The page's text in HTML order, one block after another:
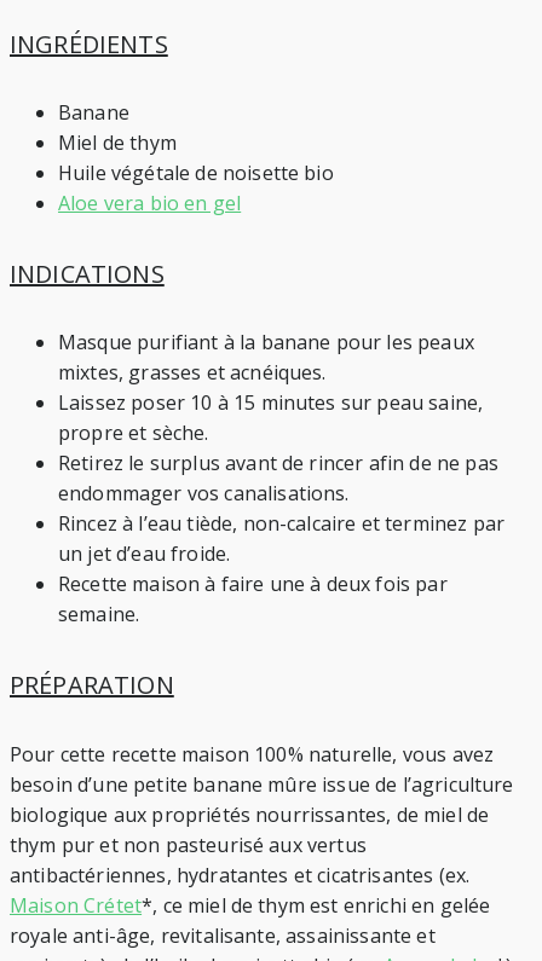
INGRÉDIENTS
Banane
Miel de thym
Huile végétale de noisette bio
Aloe vera bio en gel
INDICATIONS
Masque purifiant à la banane pour les peaux
mixtes, grasses et acnéiques.
Laissez poser 10 à 15 minutes sur peau saine,
propre et sèche.
Retirez le surplus avant de rincer afin de ne pas
endommager vos canalisations.
Rincez à l’eau tiède, non-calcaire et terminez par
un jet d’eau froide.
Recette maison à faire une à deux fois par
semaine.
PRÉPARATION
Pour cette recette maison 100% naturelle, vous avez
besoin d’une petite banane mûre issue de l’agriculture
biologique aux propriétés nourrissantes, de miel de
thym pur et non pasteurisé aux vertus
antibactériennes, hydratantes et cicatrisantes (ex.
Maison Crétet*, ce miel de thym est enrichi en gelée
royale anti-âge, revitalisante, assainissante et